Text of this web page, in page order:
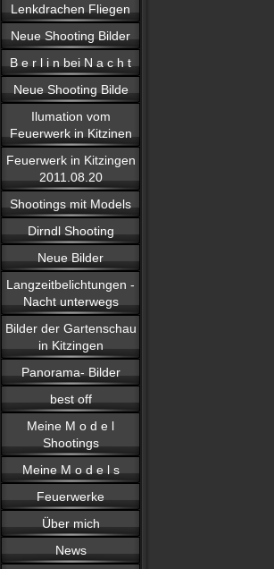
Lenkdrachen Fliegen
Neue Shooting Bilder
B e r l i n bei N a c h t
Neue Shooting Bilde
Ilumation vom
Feuerwerk in Kitzinen
Feuerwerk in Kitzingen
2011.08.20
Shootings mit Models
Dirndl Shooting
Neue Bilder
Langzeitbelichtungen -
Nacht unterwegs
Bilder der Gartenschau
in Kitzingen
Panorama- Bilder
best off
Meine M o d e l
Shootings
Meine M o d e l s
Feuerwerke
Über mich
News